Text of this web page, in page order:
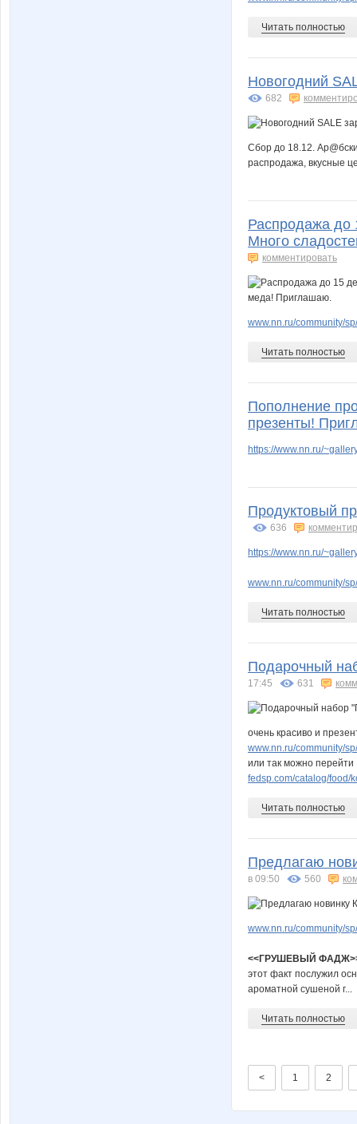
Читать полностью
Новогодний
682
Сбор до 18.12.
распродажа, вкусные
Распродажа до
Много
комментировать
www.nn.ru/community/
Читать полностью
Пополнение
презенты!
https://www.nn.ru/
Продуктовый
636
https://www.nn.ru/
www.nn.ru/community/
Читать полностью
Подарочный
17:45 631
очень красиво и
www.nn.ru/community/
или так можно перейти
fedsp.com/catalog/food/
Читать полностью
Предлагаю
в 09:50 560
www.nn.ru/community/
<<ГРУШЕВЫЙ
этот факт послужил
ароматной сушеной г...
Читать полностью
< 1 2